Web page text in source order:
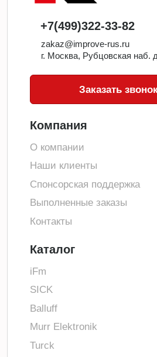
+7(499)322-33-82
zakaz@improve-rus.ru
г. Москва, Рубцовская наб.
Заказать
Компания
О компании
Наши клиенты
Спонсорская поддержка
Выполненные заказы
Контакты
Каталог
iFm
SICK
Balluff
Murr Elektronik
Turck